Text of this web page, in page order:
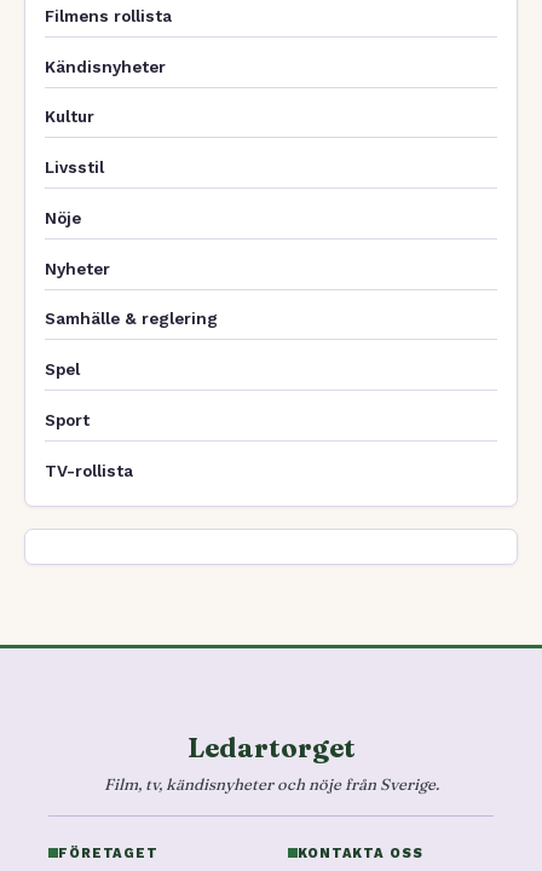
Filmens rollista
Kändisnyheter
Kultur
Livsstil
Nöje
Nyheter
Samhälle & reglering
Spel
Sport
TV-rollista
Ledartorget
Film, tv, kändisnyheter och nöje från Sverige.
FÖRETAGET KONTAKTA OSS